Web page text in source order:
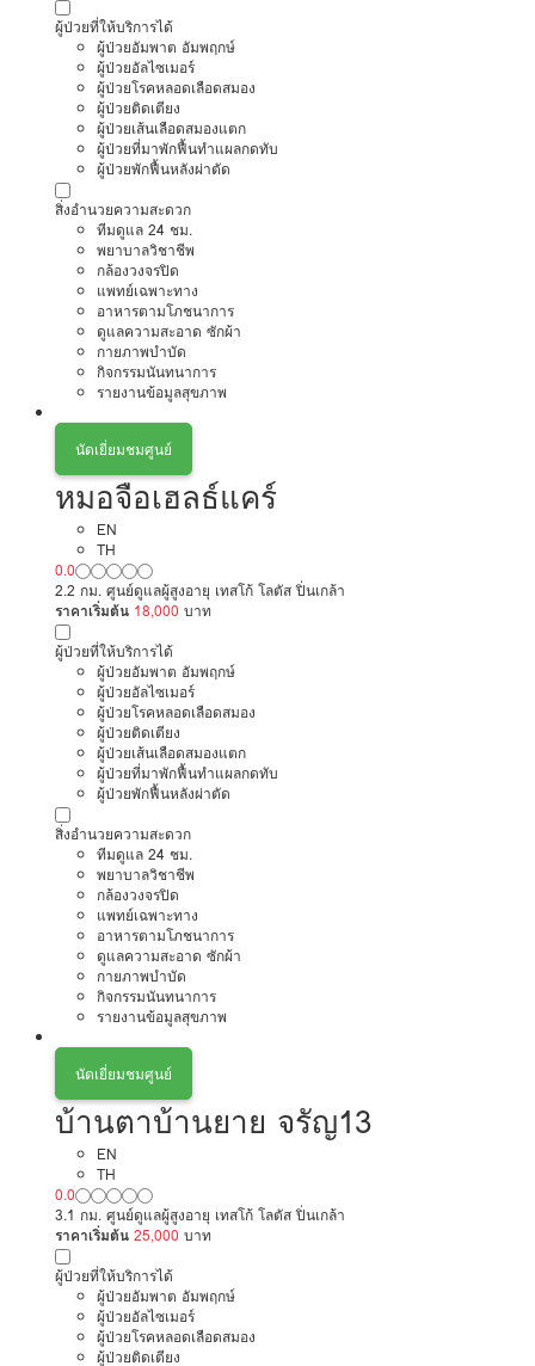
ผู้ป่วยที่ให้บริการได้
ผู้ป่วยอัมพาต อัมพฤกษ์
ผู้ป่วยอัลไซเมอร์
ผู้ป่วยโรคหลอดเลือดสมอง
ผู้ป่วยติดเตียง
ผู้ป่วยเส้นเลือดสมองแตก
ผู้ป่วยที่มาพักฟื้นทำแผลกดทับ
ผู้ป่วยพักฟื้นหลังผ่าตัด
สิ่งอำนวยความสะดวก
ทีมดูแล 24 ชม.
พยาบาลวิชาชีพ
กล้องวงจรปิด
แพทย์เฉพาะทาง
อาหารตามโภชนาการ
ดูแลความสะอาด ซักผ้า
กายภาพบำบัด
กิจกรรมนันทนาการ
รายงานข้อมูลสุขภาพ
นัดเยี่ยมชมศูนย์
หมอจือเฮลธ์แคร์
EN
TH
0.0
2.2 กม. ศูนย์ดูแลผู้สูงอายุ เทสโก้ โลตัส ปิ่นเกล้า
ราคาเริ่มต้น 18,000 บาท
ผู้ป่วยที่ให้บริการได้
ผู้ป่วยอัมพาต อัมพฤกษ์
ผู้ป่วยอัลไซเมอร์
ผู้ป่วยโรคหลอดเลือดสมอง
ผู้ป่วยติดเตียง
ผู้ป่วยเส้นเลือดสมองแตก
ผู้ป่วยที่มาพักฟื้นทำแผลกดทับ
ผู้ป่วยพักฟื้นหลังผ่าตัด
สิ่งอำนวยความสะดวก
ทีมดูแล 24 ชม.
พยาบาลวิชาชีพ
กล้องวงจรปิด
แพทย์เฉพาะทาง
อาหารตามโภชนาการ
ดูแลความสะอาด ซักผ้า
กายภาพบำบัด
กิจกรรมนันทนาการ
รายงานข้อมูลสุขภาพ
นัดเยี่ยมชมศูนย์
บ้านตาบ้านยาย จรัญ13
EN
TH
0.0
3.1 กม. ศูนย์ดูแลผู้สูงอายุ เทสโก้ โลตัส ปิ่นเกล้า
ราคาเริ่มต้น 25,000 บาท
ผู้ป่วยที่ให้บริการได้
ผู้ป่วยอัมพาต อัมพฤกษ์
ผู้ป่วยอัลไซเมอร์
ผู้ป่วยโรคหลอดเลือดสมอง
ผู้ป่วยติดเตียง